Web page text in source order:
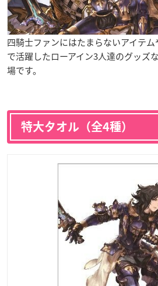
四騎士ファンにはたまらないアイテ
で活躍したローアイン3人達のグッズ
場です。
特大タオル（全4種）